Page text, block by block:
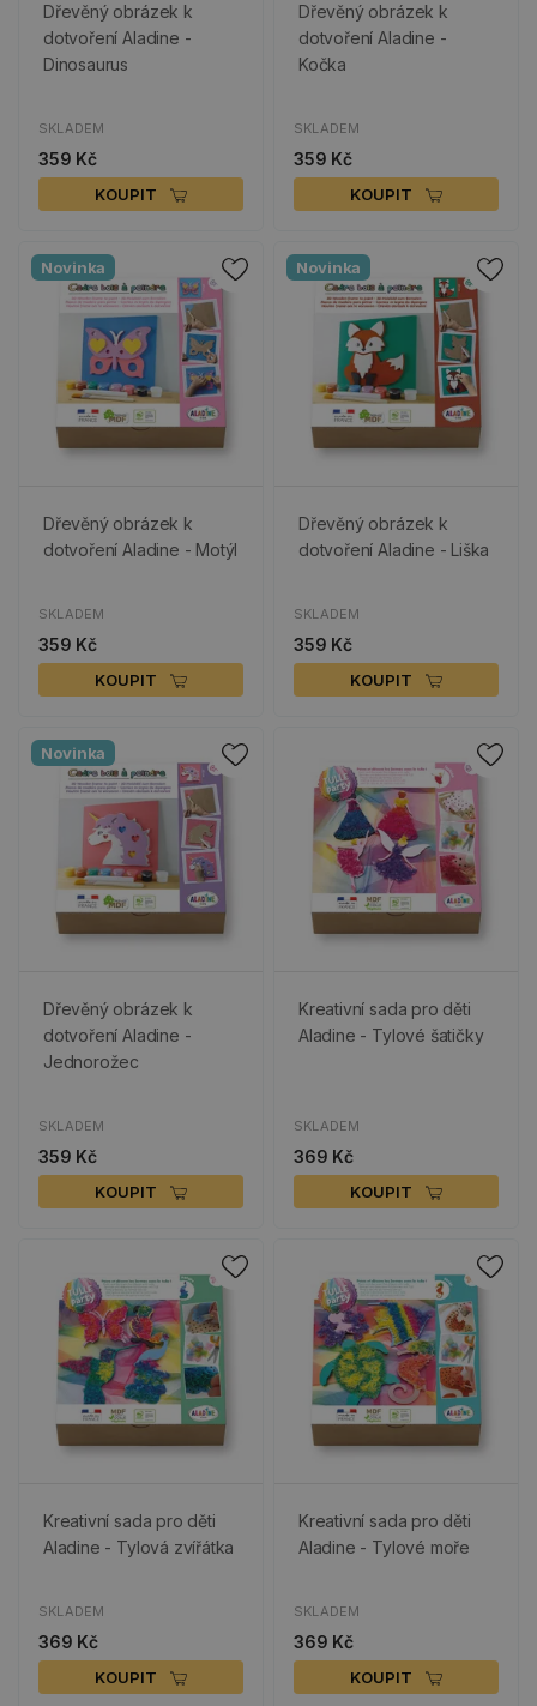
Dřevěný obrázek k
dotvoření Aladine -
Dinosaurus
SKLADEM
359 Kč
KOUPIT
Dřevěný obrázek k
dotvoření Aladine -
Kočka
SKLADEM
359 Kč
KOUPIT
Novinka
Dřevěný obrázek k
dotvoření Aladine - Motýl
SKLADEM
359 Kč
KOUPIT
Novinka
Dřevěný obrázek k
dotvoření Aladine - Liška
SKLADEM
359 Kč
KOUPIT
Novinka
Dřevěný obrázek k
dotvoření Aladine -
Jednorožec
SKLADEM
359 Kč
KOUPIT
Kreativní sada pro děti
Aladine - Tylové šatičky
SKLADEM
369 Kč
KOUPIT
Kreativní sada pro děti
Aladine - Tylová zvířátka
SKLADEM
369 Kč
KOUPIT
Kreativní sada pro děti
Aladine - Tylové moře
SKLADEM
369 Kč
KOUPIT